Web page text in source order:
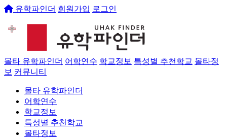
유학파인더 회원가입 로그인
몰타 유학파인더 어학연수 학교정보 특성별 추천학교 몰타정
보 커뮤니티
몰타 유학파인더
어학연수
학교정보
특성별 추천학교
몰타정보